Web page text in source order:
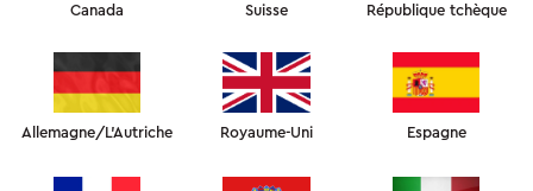
Canada Suisse République tchèque
Allemagne/L'Autriche Royaume-Uni Espagne